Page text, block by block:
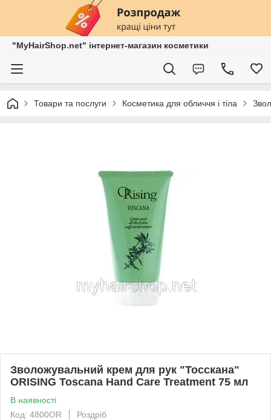
"MyHairShop.net" інтернет-магазин косметики
Товари та послуги Косметика для обличчя і тіла
Зволожувальний крем для рук "Тосскана"
ORISING Toscana Hand Care Treatment 75 мл
В наявності
Код: 4800OR
Роздріб